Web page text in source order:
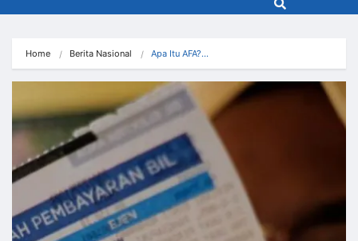
Home Berita Nasional Apa Itu AFA?…